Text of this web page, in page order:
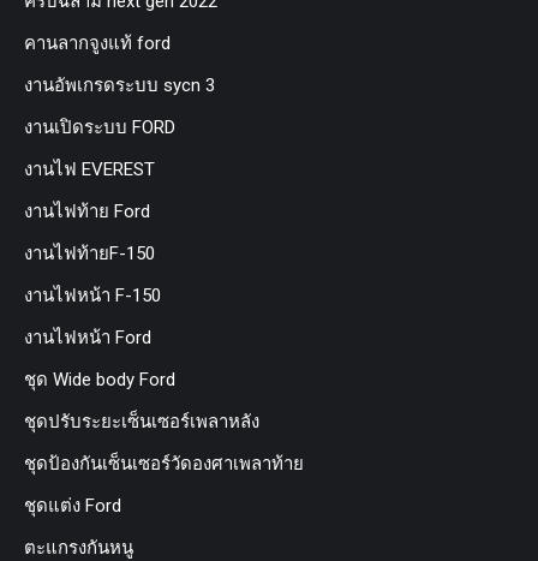
คานลากจูงแท้ ford
งานอัพเกรดระบบ sycn 3
งานเปิดระบบ FORD
งานไฟ EVEREST
งานไฟท้าย Ford
งานไฟท้ายF-150
งานไฟหน้า F-150
งานไฟหน้า Ford
ชุด Wide body Ford
ชุดปรับระยะเซ็นเซอร์เพลาหลัง
ชุดป้องกันเซ็นเซอร์วัดองศาเพลาท้าย
ชุดแต่ง Ford
ตะแกรงกันหนู